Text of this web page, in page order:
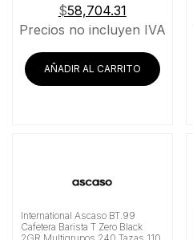
$58,704.31
Precios no incluyen IVA
AÑADIR AL CARRITO
International Ascaso BT.99
Cafetera Barista T Zero Black